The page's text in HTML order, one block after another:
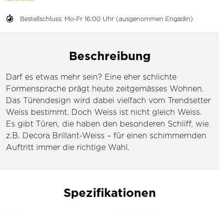
Bestellschluss: Mo-Fr 16:00 Uhr (ausgenommen Engadin)
Beschreibung
Darf es etwas mehr sein? Eine eher schlichte
Formensprache prägt heute zeitgemässes Wohnen.
Das Türendesign wird dabei vielfach vom Trendsetter
Weiss bestimmt. Doch Weiss ist nicht gleich Weiss.
Es gibt Türen, die haben den besonderen Schliff, wie
z.B. Decora Brillant-Weiss – für einen schimmernden
Auftritt immer die richtige Wahl.
Spezifikationen